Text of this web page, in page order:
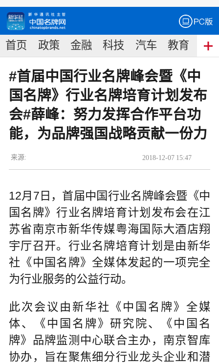
首页 政策 金融 科技 汽车 教育 食
#首届中国行业名牌峰会暨《中
国名牌》行业名牌培育计划发布
会#薛峰：努力发挥合作平台功
能，为品牌强国战略贡献一份力
2018-12-07 15:47
来源:
12月7日，首届中国行业名牌峰会暨《中
国名牌》行业名牌培育计划发布会在江
苏省南京市新华传媒粤海国际大酒店翔
宇厅召开。行业名牌培育计划是由新华
社《中国名牌》全媒体发起的一项完全
为行业服务的公益行动。
此次会议由新华社《中国名牌》全媒
体、《中国名牌》研究院、《中国名
牌》品牌监测中心联合主办，南京智库
协办，旨在聚焦细分行业龙头企业和潜